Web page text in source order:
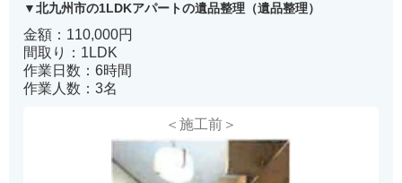
北九州市の1LDKアパートの遺品整理（遺品整理）
金額：110,000円
間取り：1LDK
作業日数：6時間
作業人数：3名
＜施工前＞